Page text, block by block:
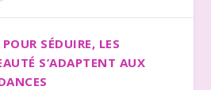
SÉDUIRE, LES
S’ADAPTENT AUX